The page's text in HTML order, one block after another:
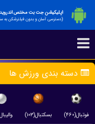
اپلیکیشن جت بت مختص اندروید
(دسترسی آسان و بدون فیلترشکن به
دسته بندی ورزش ها
فوتبال(۴۶۰) بسکتبال(۱۰۳)